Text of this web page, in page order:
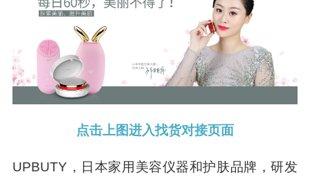
点击上图进入找货对接页面
UPBUTY，日本家用美容仪器和护肤品牌，研发